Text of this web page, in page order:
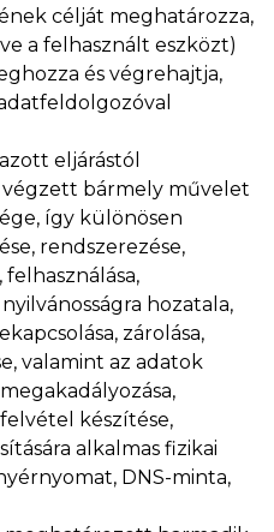
célját meghatározza,
a felhasznált eszközt)
és végrehajtja,
eljárástól
bármely művelet
így különösen
rendszerezése,
hozatala,
zárolása,
valamint az adatok
készítése,
alkalmas fizikai
DNS-minta,